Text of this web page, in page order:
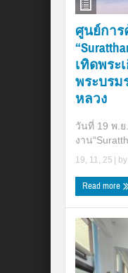
ศูนย์กา
เทิดพระ
พระบร
หลวง
วันที่ 19 พ.
งาน
19, 11, 25 | by
Read more